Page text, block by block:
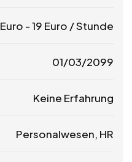
Euro -19 Euro / Stunde
01/03/2099
Keine Erfahrung
Personalwesen, HR